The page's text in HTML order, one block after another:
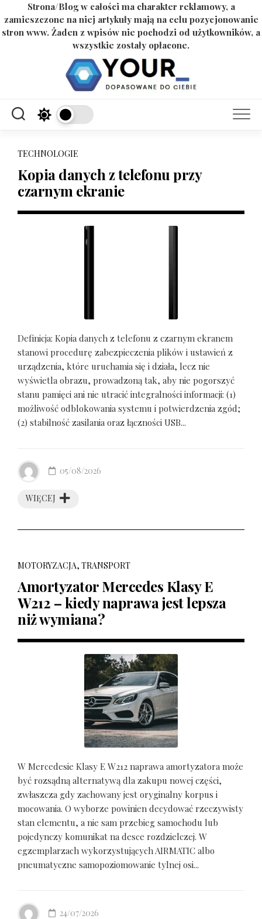
Strona/Blog w całości ma charakter reklamowy, a
zamieszczone na niej artykuły mają na celu pozycjonowanie
stron www. Żaden z wpisów nie pochodzi od użytkowników, a
wszystkie zostały opłacone.
TECHNOLOGIE
Kopia danych z telefonu przy
czarnym ekranie
Definicja: Kopia danych z telefonu z czarnym ekranem
stanowi procedurę zabezpieczenia plików i ustawień z
urządzenia, które uruchamia się i działa, lecz nie
wyświetla obrazu, prowadzoną tak, aby nie pogorszyć
stanu pamięci ani nie utracić integralności informacji: (1)
możliwość odblokowania systemu i potwierdzenia zgód;
(2) stabilność zasilania oraz łączności USB...
WIĘCEJ
05/08/2026
MOTORYZACJA, TRANSPORT
Amortyzator Mercedes Klasy E
W212 – kiedy naprawa jest lepsza
niż wymiana?
W Mercedesie Klasy E W212 naprawa amortyzatora może
być rozsądną alternatywą dla zakupu nowej części,
zwłaszcza gdy zachowany jest oryginalny korpus i
mocowania. O wyborze powinien decydować rzeczywisty
stan elementu, a nie sam przebieg samochodu lub
pojedynczy komunikat na desce rozdzielczej. W
egzemplarzach wykorzystujących AIRMATIC albo
pneumatyczne samopoziomowanie tylnej osi...
24/07/2026